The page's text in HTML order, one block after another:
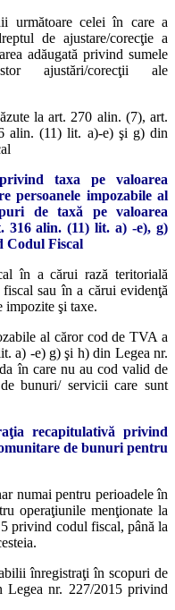
următoare celei în care a
de ajustare/corecţie a
adăugată privind sumele
ajustări/corecţii ale
la art. 270 alin. (7), art.
alin. (11) lit. a)-e) şi g) din
taxa pe valoarea
persoanele impozabile al
de taxă pe valoarea
316 alin. (11) lit. a) -e), g)
Codul Fiscal
în a cărui rază teritorială
sau în a cărui evidenţă
impozite şi taxe.
al căror cod de TVA a
a) -e) g) şi h) din Legea nr.
în care nu au cod valid de
bunuri/ servicii care sunt
recapitulativă privind
de bunuri pentru
numai pentru perioadele în
operaţiunile menţionate la
privind codul fiscal, până la
înregistraţi în scopuri de
nr. 227/2015 privind